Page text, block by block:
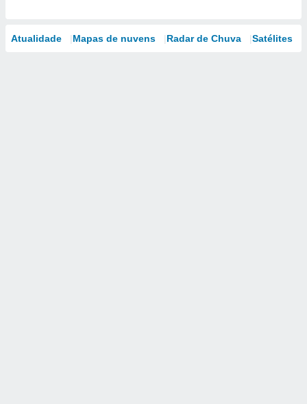
Atualidade Mapas de nuvens Radar de Chuva Satélites